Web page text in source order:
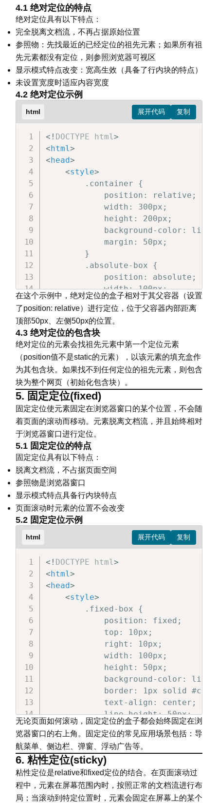
4.1 绝对定位的特点
绝对定位具有以下特点：
完全脱离文档流，不再占据原始位置
参照物：先找最近的已经定位的祖先元素；如果所有祖
先元素都没有定位，则参照浏览器可视区
显示模式特点改变：宽高生效（具备了行内块的特点）
未设置宽度时适应内容宽度
4.2 绝对定位示例
html
<! DOCTYPE html>
<html>
<head>
<style>
        .container {
            position: relative;
            width: 300px;
            height: 200px;
background-color:
            margin: 50px;
        }
        .absolute-box {
            position: absolute;
            width: 100px;
            height: 50px;
background-color:
            top: 50px;
            left: 50px;
        }
</style>
</head>
<body>
<div class
        父容器
<
div class="absolute-box"
</div>
</body>
</html>
在这个示例中，绝对定位的盒子相对于其父容器（设置
了position: relative）进行定位，位于父容器内部距离
顶部50px、左侧50px的位置。
4.3 绝对定位的包含块
绝对定位的元素会找祖先元素中第一个定位元素
（position值不是static的元素），以该元素的填充盒作
为其包含块。如果找不到任何定位的祖先元素，则包含
块为整个网页（初始化包含块）。
5. 固定定位(fixed)
固定定位使元素固定在浏览器窗口的某个位置，不会随
着页面的滚动而移动。元素脱离文档流，并且始终相对
于浏览器窗口进行定位。
5.1 固定定位的特点
固定定位具有以下特点：
脱离文档流，不占据页面空间
参照物是浏览器窗口
显示模式特点具备行内块特点
页面滚动时元素的位置不会改变
5.2 固定定位示例
html
<! DOCTYPE html>
<html>
<head>
<style>
        .fixed-box {
            position: fixed;
            top: 10px;
            right: 10px;
            width: 100px;
            height: 50px;
background-color:
            border: 1px solid #ccc;
            text-align: center;
            line-height: 50px;
        }
        .content {
            height: 1500px;
            padding: 20px;
        }
</style>
</head>
无论页面如何滚动，固定定位的盒子都会始终固定在浏
览器窗口的右上角。固定定位的常见应用场景包括：导
航菜单、侧边栏、弹窗、浮动广告等。
6. 粘性定位(sticky)
粘性定位是relative和fixed定位的结合。在页面滚动过
程中，元素在屏幕范围内时，按照正常的文档流进行布
局；当滚动到特定位置时，元素会固定在屏幕上的某个